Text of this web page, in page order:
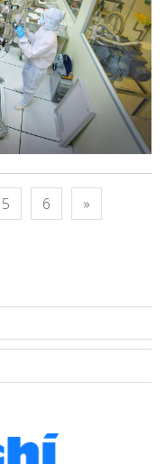
5 6 »